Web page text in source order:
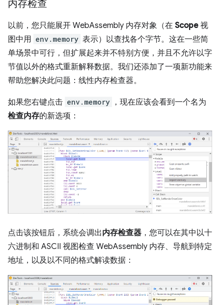
内存检查
以前，您只能展开 WebAssembly 内存对象（在 Scope 视
图中用 env.memory 表示）以查找各个字节。这在一些简
单场景中可行，但扩展起来并不特别方便，并且不允许以字
节值以外的格式重新解释数据。我们还添加了一项新功能来
帮助您解决此问题：线性内存检查器。
如果您右键点击 env.memory ，现在应该会看到一个名为
检查内存的新选项：
点击该按钮后，系统会调出内存检查器 ，您可以在其中以十
六进制和 ASCII 视图检查 WebAssembly 内存、导航到特定
地址，以及以不同的格式解读数据：